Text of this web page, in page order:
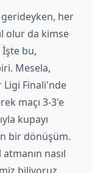
her
olur da kimse
bu,
Mesela,
Ligi Finali'nde
maçı 3-3'e
kupayı
bir dönüşüm.
nasıl